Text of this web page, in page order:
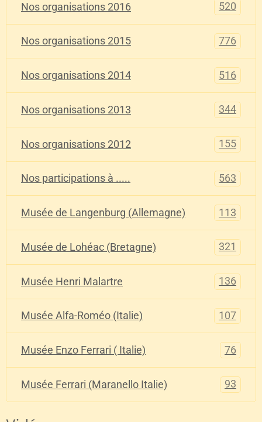
Nos organisations 2016 520
Nos organisations 2015 776
Nos organisations 2014 516
Nos organisations 2013 344
Nos organisations 2012 155
Nos participations à ..... 563
Musée de Langenburg (Allemagne) 113
Musée de Lohéac (Bretagne) 321
Musée Henri Malartre 136
Musée Alfa-Roméo (Italie) 107
Musée Enzo Ferrari ( Italie) 76
Musée Ferrari (Maranello Italie) 93